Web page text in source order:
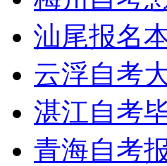
汕尾报名
云浮自考
湛江自考
青海自考